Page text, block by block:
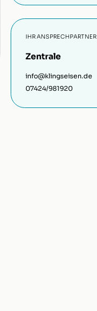
IHR ANSPRECHPARTNER
Zentrale
info@klingseisen.de
07424/981920